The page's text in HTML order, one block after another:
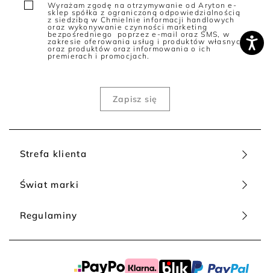
Strefa klienta
Świat marki
Regulaminy
Wyrażam zgodę na otrzymywanie od Aryton e-
sklep spółka z ograniczoną odpowiedzialnością
z siedzibą w Chmielnie informacji handlowych
oraz wykonywanie czynności marketing
bezpośredniego poprzez e-mail oraz SMS, w
zakresie oferowania usług i produktów własnych
oraz produktów oraz informowania o ich
premierach i promocjach.